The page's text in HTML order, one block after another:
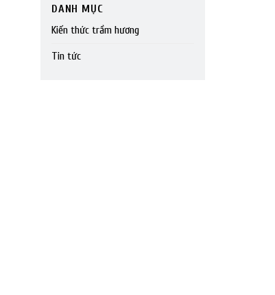
DANH MỤC
Kiến thức trầm hương
Tin tức